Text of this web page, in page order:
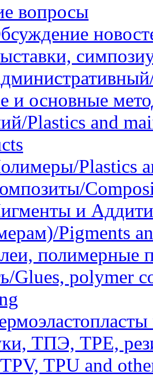
вопросы
и основные
Plastics and
Plastics
и
Pigments
полимерные
Glues, polymer
ТПЭ, TPE,
TPU and